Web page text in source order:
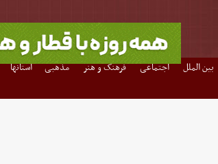
بین الملل اجتماعی فرهنگ و هنر مذهبی استانها